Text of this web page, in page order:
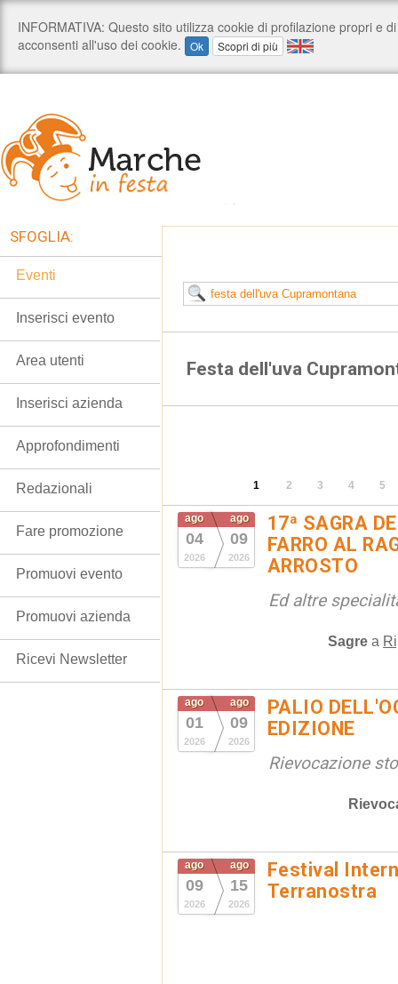
Festa dell'uva
1 2 3 4 5
ago
04
2026
ago
09
2026
17ª SAGRA
FARRO AL
ARROSTO
Ed altre
Sagre a
ago
01
2026
ago
09
2026
PALIO
EDIZIONE
Rievocazione
ago
09
2026
ago
15
2026
Festival
Terranostra
SFOGLIA:
Eventi
Inserisci evento
Area utenti
Inserisci azienda
Approfondimenti
Redazionali
Fare promozione
Promuovi evento
Promuovi azienda
Ricevi Newsletter